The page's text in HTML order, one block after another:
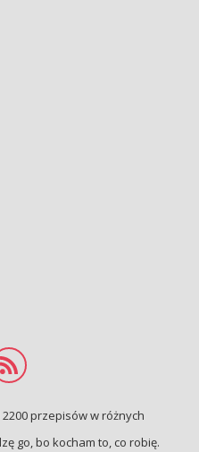
przepisów w różnych
go, bo kocham to, co robię.